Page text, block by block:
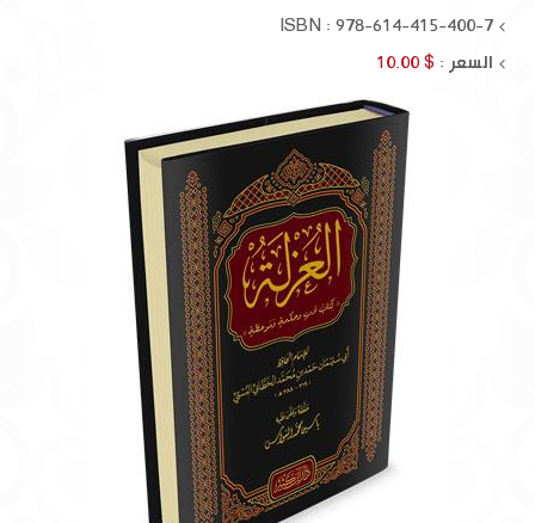
ISBN : 978-614-415-400-7
السعر : $ 10.00